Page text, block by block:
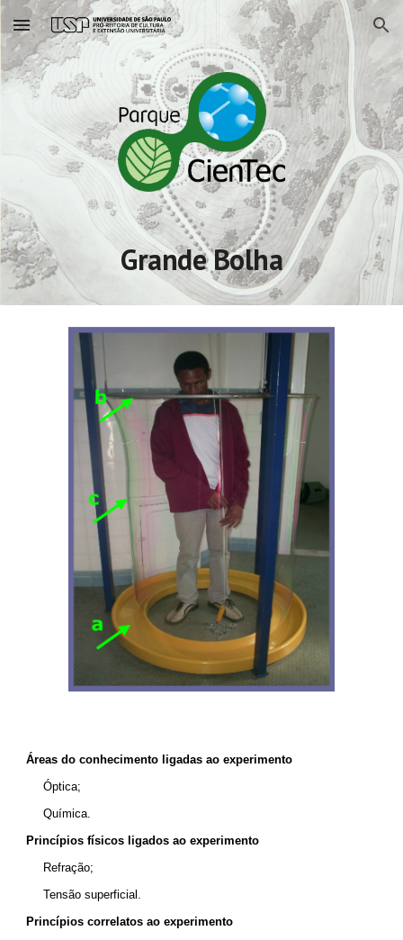
Skip to main content Skip to navigation
Grande Bolha
Áreas do conhecimento ligadas ao experimento
Óptica;
Química.
Princípios físicos ligados ao experimento
Refração;
Tensão superficial.
Princípios correlatos ao experimento